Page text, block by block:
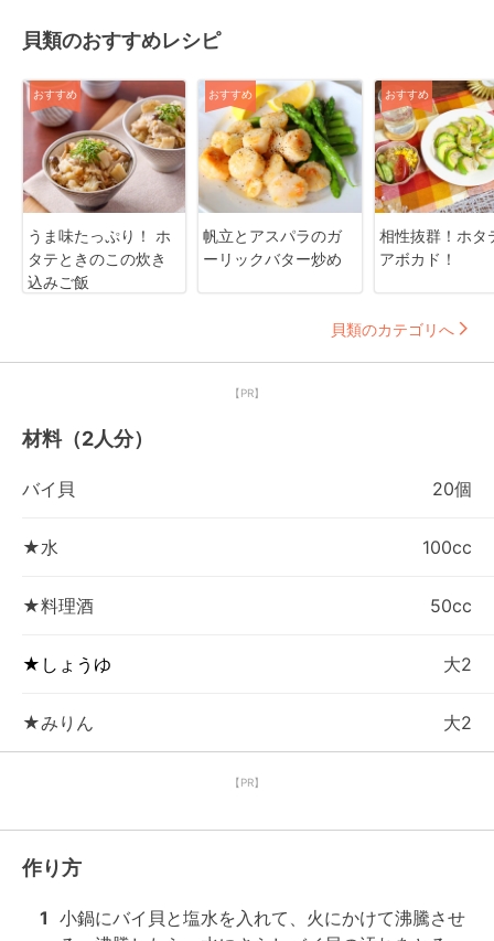
貝類のおすすめレシピ
おすすめ
うま味たっぷり！ ホ
タテときのこの炊き
込みご飯
おすすめ
帆立とアスパラのガ
ーリックバター炒め
おすすめ
相性抜群！ホタ
アボカド！
貝類のカテゴリへ
【PR】
材料（2人分）
バイ貝 20個
★水 100cc
★料理酒 50cc
★しょうゆ 大2
★みりん 大2
【PR】
作り方
1 小鍋にバイ貝と塩水を入れて、火にかけて沸騰させ